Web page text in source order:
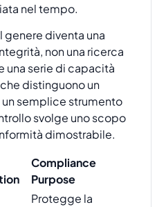
nel tempo.
genere diventa una
non una ricerca
una serie di capacità
distinguono un
semplice strumento
svolge uno scopo
dimostrabile.
Compliance
Purpose
Protegge la